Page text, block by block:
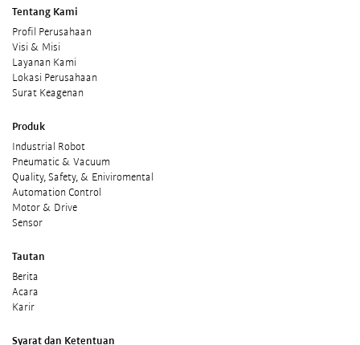
Tentang Kami
Profil Perusahaan
Visi & Misi
Layanan Kami
Lokasi Perusahaan
Surat Keagenan
Produk
Industrial Robot
Pneumatic & Vacuum
Quality, Safety, & Eniviromental
Automation Control
Motor & Drive
Sensor
Tautan
Berita
Acara
Karir
Syarat dan Ketentuan